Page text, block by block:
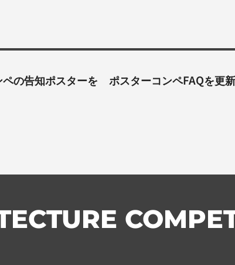
の告知ポスターを
ポスターコンペFAQを更